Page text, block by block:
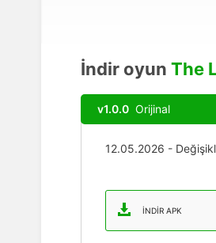
İndir oyun The
v1.0.0 Orijinal
12.05.2026 -
İNDIR APK